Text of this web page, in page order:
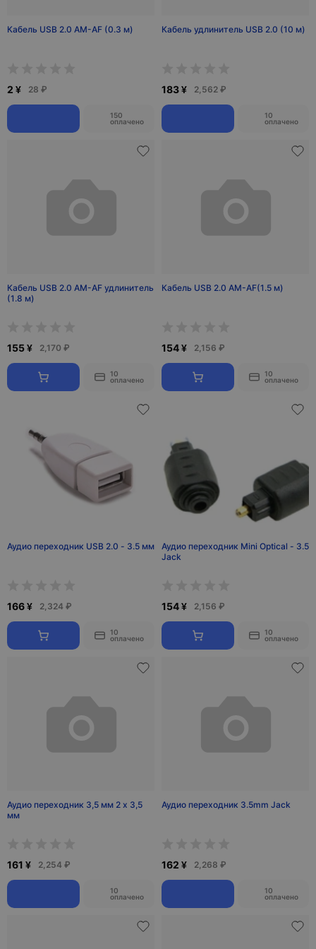
Кабель USB 2.0 AM-AF (0.3 м)
2 ¥ 28 ₽
150
оплачено
Кабель удлинитель USB 2.0 (10 м)
183 ¥ 2,562 ₽
10
оплачено
Кабель USB 2.0 AM-AF удлинитель
(1.8 м)
155 ¥ 2,170 ₽
10
оплачено
Кабель USB 2.0 AM-AF(1.5 м)
154 ¥ 2,156 ₽
10
оплачено
Аудио переходник USB 2.0 - 3.5 мм
166 ¥ 2,324 ₽
10
оплачено
Аудио переходник Mini Optical - 3.5
Jack
154 ¥ 2,156 ₽
10
оплачено
Аудио переходник 3,5 мм 2 х 3,5
мм
161 ¥ 2,254 ₽
10
оплачено
Аудио переходник 3.5mm Jack
162 ¥ 2,268 ₽
10
оплачено